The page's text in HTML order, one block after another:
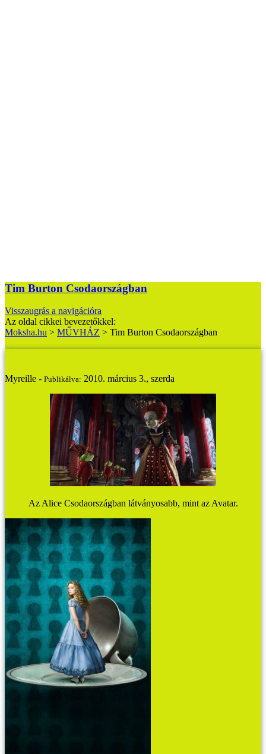
Tim Burton Csodaországban
Visszaugrás a navigációra
Az oldal cikkei bevezetőkkel:
Moksha.hu > MŰVHÁZ > Tim Burton Csodaországban
Myreille - Publikálva: 2010. március 3., szerda
Az Alice Csodaországban látványosabb, mint az Avatar.